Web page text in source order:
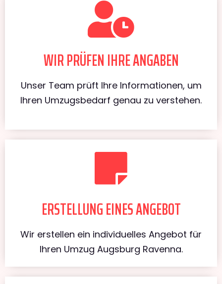
WIR PRÜFEN IHRE ANGABEN
Unser Team prüft Ihre Informationen, um
Ihren Umzugsbedarf genau zu verstehen.
ERSTELLUNG EINES ANGEBOT
Wir erstellen ein individuelles Angebot für
Ihren Umzug Augsburg Ravenna.